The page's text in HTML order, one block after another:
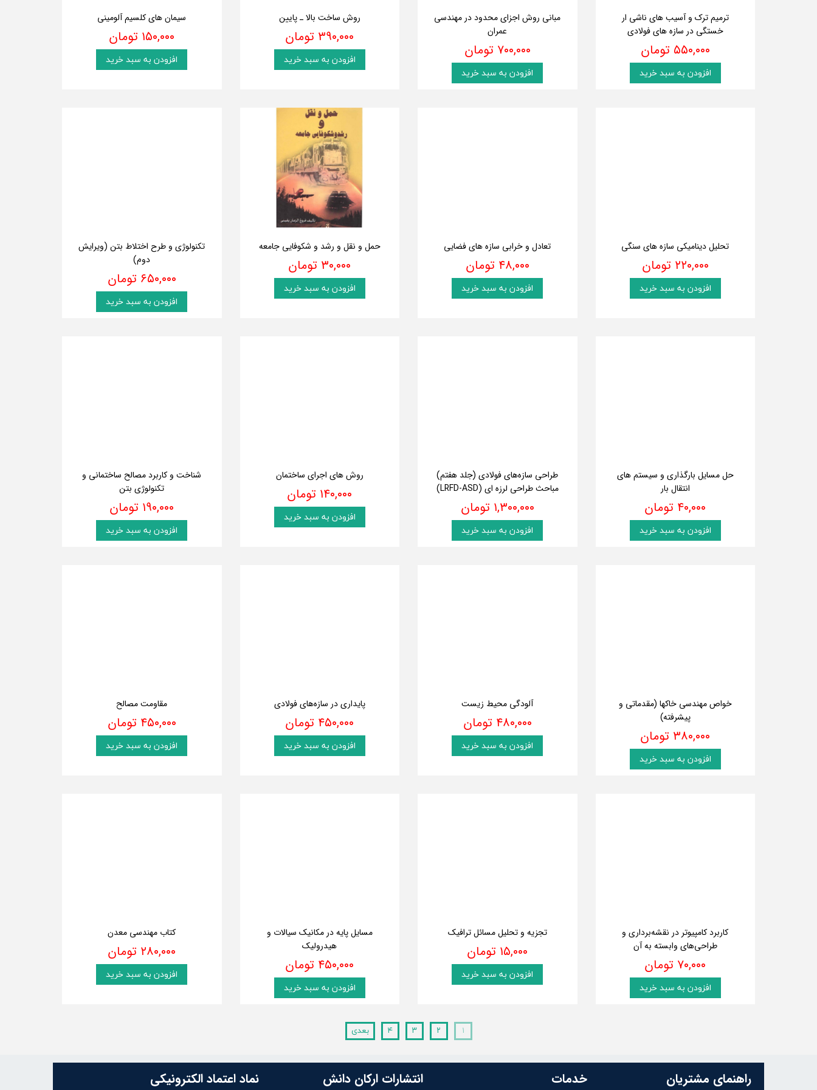
ترمیم ترک و آسیب های ناشی ار
خستگی در سازه های فولادی
۵۵۰,۰۰۰ تومان
افزودن به سبد خرید
مبانی روش اجزای محدود در مهندسی
عمران
۷۰۰,۰۰۰ تومان
افزودن به سبد خرید
روش ساخت بالا ـ پایین
۳۹۰,۰۰۰ تومان
افزودن به سبد خرید
سیمان های کلسیم آلومینی
۱۵۰,۰۰۰ تومان
افزودن به سبد خرید
تحلیل دینامیکی سازه های سنگی
۲۲۰,۰۰۰ تومان
افزودن به سبد خرید
تعادل و خرابی سازه های فضایی
۴۸,۰۰۰ تومان
افزودن به سبد خرید
حمل و نقل و رشد و شکوفایی جامعه
۳۰,۰۰۰ تومان
افزودن به سبد خرید
تکنولوژی و طرح اختلاط بتن (ویرایش
دوم)
۶۵۰,۰۰۰ تومان
افزودن به سبد خرید
حل مسایل بارگذاری و سیستم های
انتقال بار
۴۰,۰۰۰ تومان
افزودن به سبد خرید
طراحی سازه‌های فولادی (جلد هفتم)
مباحث طراحی لرزه ای (LRFD-ASD)
۱,۳۰۰,۰۰۰ تومان
افزودن به سبد خرید
روش های اجرای ساختمان
۱۴۰,۰۰۰ تومان
افزودن به سبد خرید
شناخت و کاربرد مصالح ساختمانی و
تکنولوژی بتن
۱۹۰,۰۰۰ تومان
افزودن به سبد خرید
خواص مهندسی خاکها (مقدماتی و
پیشرفته)
۳۸۰,۰۰۰ تومان
افزودن به سبد خرید
آلودگی محیط زیست
۴۸۰,۰۰۰ تومان
افزودن به سبد خرید
پایداری در سازه‌های فولادی
۴۵۰,۰۰۰ تومان
افزودن به سبد خرید
مقاومت مصالح
۴۵۰,۰۰۰ تومان
افزودن به سبد خرید
کاربرد کامپیوتر در نقشه‌برداری و
طراحی‌های وابسته به آن
۷۰,۰۰۰ تومان
افزودن به سبد خرید
تجزیه و تحلیل مسائل ترافیک
۱۵,۰۰۰ تومان
افزودن به سبد خرید
مسایل پایه در مکانیک سیالات و
هیدرولیک
۴۵۰,۰۰۰ تومان
افزودن به سبد خرید
کتاب مهندسی معدن
۲۸۰,۰۰۰ تومان
افزودن به سبد خرید
۱ ۲ ۳ ۴ بعدی
راهنمای مشتریان خدمات انتشارات ارکان دانش نماد اعتماد الکترونیکی